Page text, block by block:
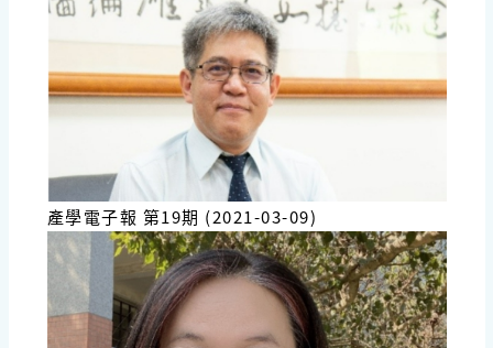
產學電子報 第19期 (2021-03-09)